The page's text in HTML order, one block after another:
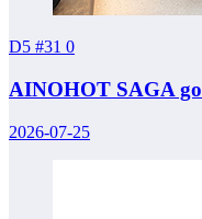
D5 #31 0
AINOHOT SAGA go
2026-07-25